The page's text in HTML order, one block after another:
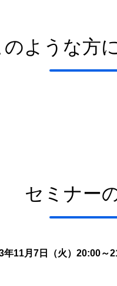
のような方
セミナー
年11月7日（火）20:00～